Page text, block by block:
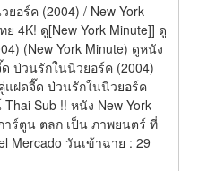
ยอร์ค (2004) / New York
ย 4K! ดู[New York Minute]] ดู
(New York Minute) ดูหนัง
ป่วนรักในนิวยอร์ค (2004)
แฝดจี๊ด ป่วนรักในนิวยอร์ค
Sub !! หนัง New York
ร์ตูน ตลก เป็น ภาพยนตร์ ที่
Mercado วันเข้าฉาย : 29